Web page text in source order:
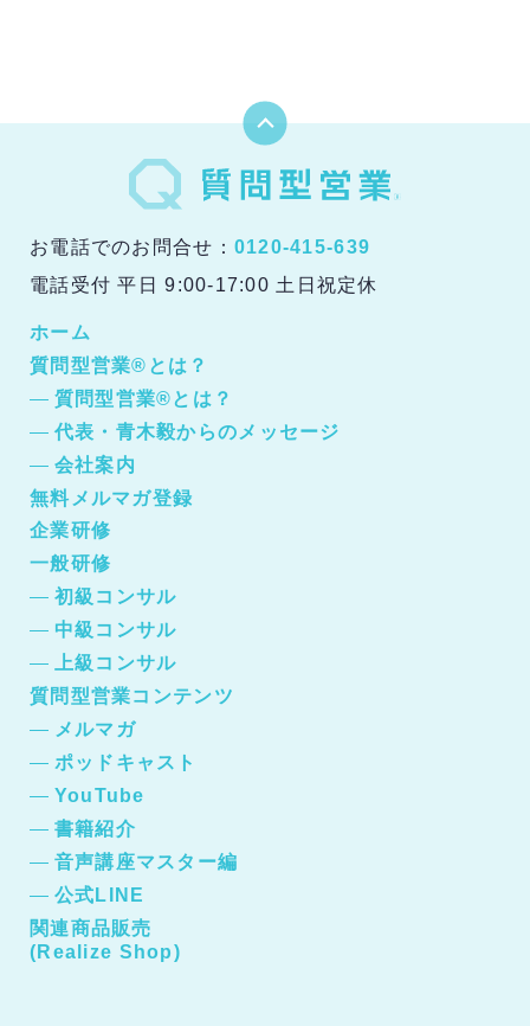
お電話でのお問合せ： 0120-415-639
電話受付 平日 9:00-17:00 土日祝定休
ホーム
質問型営業®とは？
質問型営業®とは？
代表・青木毅からのメッセージ
会社案内
無料メルマガ登録
企業研修
一般研修
初級コンサル
中級コンサル
上級コンサル
質問型営業コンテンツ
メルマガ
ポッドキャスト
YouTube
書籍紹介
音声講座マスター編
公式LINE
関連商品販売
(Realize Shop)